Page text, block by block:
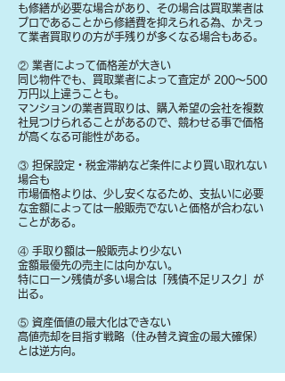
も修繕が必要な場合があり、その場合は買取業者は
プロであることから修繕費を抑えられる為、かえっ
て業者買取りの方が手残りが多くなる場合もある。
② 業者によって価格差が大きい
同じ物件でも、買取業者によって査定が 200〜500
万円以上違うことも。
マンションの業者買取りは、購入希望の会社を複数
社見つけられることがあるので、競わせる事で価格
が高くなる可能性がある。
③ 担保設定・税金滞納など条件により買い取れない
場合も
​市場価格よりは、少し安くなるため、支払いに必要
な金額によっては一般販売でないと価格が合わない
ことがある。
④ 手取り額は一般販売より少ない
金額最優先の売主には向かない。
特にローン残債が多い場合は「残債不足リスク」が
出る。
⑤ 資産価値の最大化はできない
高値売却を目指す戦略（住み替え資金の最大確保）
とは逆方向。